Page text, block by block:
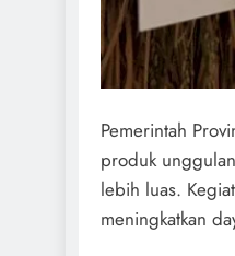
Pemerintah
produk
lebih luas.
meningkatkan